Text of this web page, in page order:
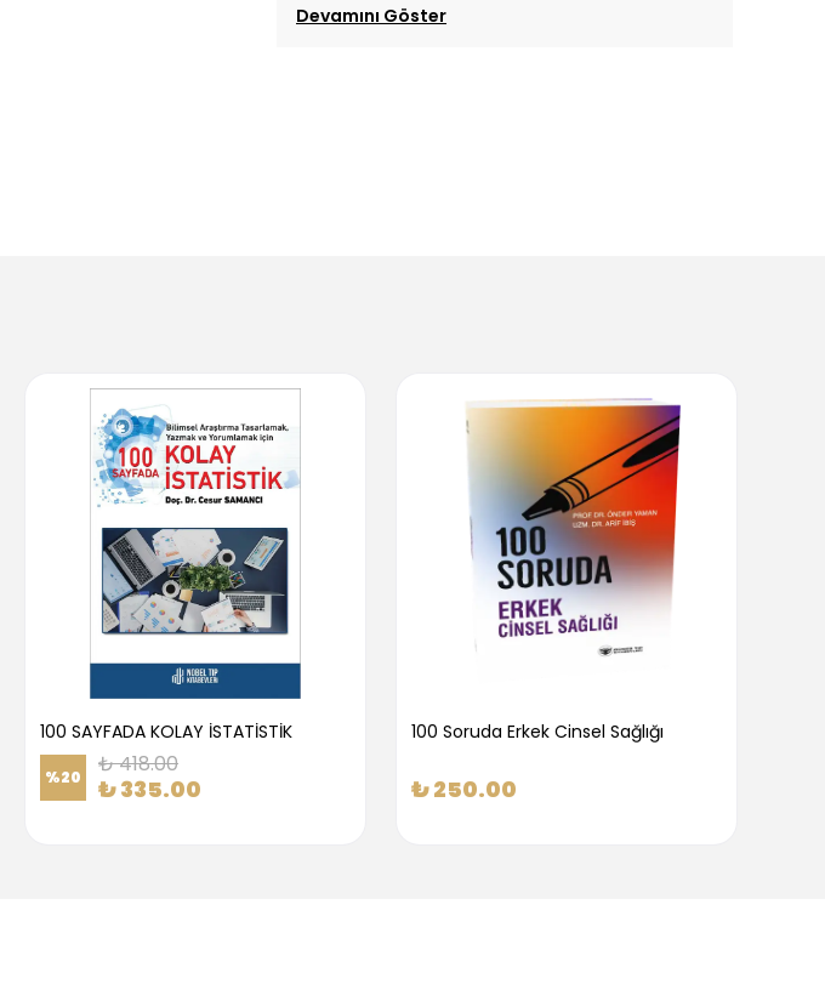
Devamını Göster
100 SAYFADA KOLAY İSTATİSTİK
%20 ₺ 418.00
₺ 335.00
100 Soruda Erkek Cinsel Sağlığı
₺ 250.00